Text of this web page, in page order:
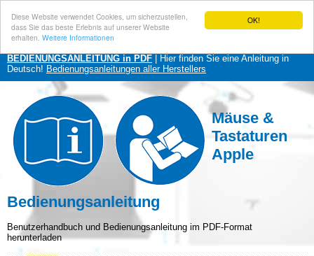
OK!
Diese Website verwendet Cookies, um sicherzustellen,
dass Sie das beste Erlebnis auf unserer Website
erhalten. Weitere Informationen
BEDIENUNGSANLEITUNG in PDF | Hier finden Sie eine Anleitung in
Deutsch! Bedienungsanleitungen aller Herstellers
Mäuse &
Tastaturen
Apple
Bedienungsanleitung
Benutzerhandbuch und Bedienungsanleitung im PDF-Format
herunterladen